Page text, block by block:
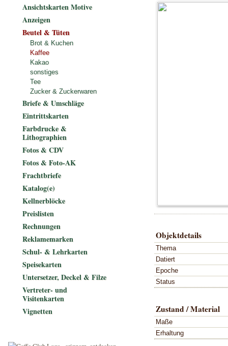
Objektdetails
Thema
Datiert
Epoche
Status
Zustand / Material
Maße
Erhaltung
Ansichtskarten Motive
Anzeigen
Beutel & Tüten
Brot & Kuchen
Kaffee
Kakao
sonstiges
Tee
Zucker & Zuckerwaren
Briefe & Umschläge
Eintrittskarten
Farbdrucke &
Lithographien
Fotos & CDV
Fotos & Foto-AK
Frachtbriefe
Katalog(e)
Kellnerblöcke
Preislisten
Rechnungen
Reklamemarken
Schul- & Lehrkarten
Speisekarten
Untersetzer, Deckel & Filze
Vertreter- und
Visitenkarten
Vignetten